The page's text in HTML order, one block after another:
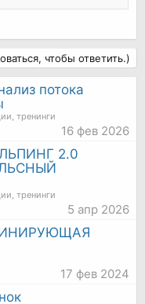
чтобы ответить.)
потока
тренинги
16 фев 2026
2.0
тренинги
5 апр 2026
17 фев 2024